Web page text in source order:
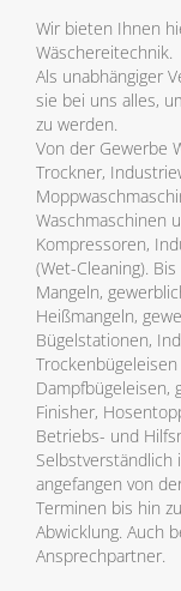
Wir bieten Ihnen
Wäschereitechnik.
Als unabhängiger
sie bei uns alles,
zu werden.
Von der Gewerbe
Trockner,
Waschmaschinen
Kompressoren,
(Wet-Cleaning).
Mangeln,
Heißmangeln,
Bügelstationen,
Dampfbügeleisen,
Finisher,
Betriebs- und
angefangen von
Terminen bis hin
Abwicklung. Auch
Ansprechpartner.